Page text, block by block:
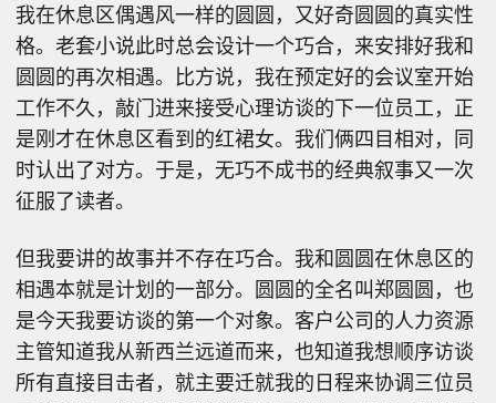
我在休息区偶遇风一样的圆圆，又好奇圆圆的真实性
格。老套小说此时总会设计一个巧合，来安排好我和
圆圆的再次相遇。比方说，我在预定好的会议室开始
工作不久，敲门进来接受心理访谈的下一位员工，正
是刚才在休息区看到的红裙女。我们俩四目相对，同
时认出了对方。于是，无巧不成书的经典叙事又一次
征服了读者。
但我要讲的故事并不存在巧合。我和圆圆在休息区的
相遇本就是计划的一部分。圆圆的全名叫郑圆圆，也
是今天我要访谈的第一个对象。客户公司的人力资源
主管知道我从新西兰远道而来，也知道我想顺序访谈
所有直接目击者，就主要迁就我的日程来协调三位员